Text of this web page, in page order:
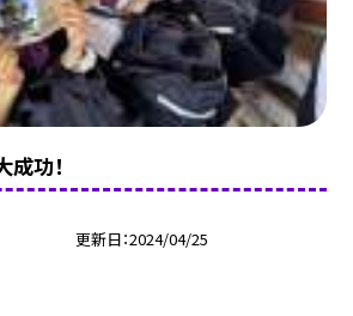
功！
更新日 2024/04/25